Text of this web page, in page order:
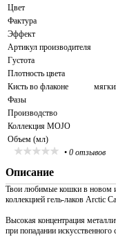
Цвет
Фактура
Эффект
Артикул производителя
Густота
Плотность цвета
Кисть во флаконе
Фазы
Производство
Коллекция MOJO
Объем (мл)
• 0 отзывов
Описание
Твои любимые кошки в новом
коллекцией гель-лаков Arctic
Высокая концентрация
при попадании искусственного